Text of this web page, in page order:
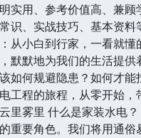
实用、参考价值高、兼
识、实战技巧、基本资料
从小白到行家，一看就
默默地为我们的生活提
如何规避隐患？如何才
工程的旅程，从零开始
里雾里 什么是家装水电
重要角色。我们将用通